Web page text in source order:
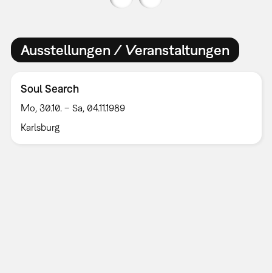
Ausstellungen / Veranstaltungen
Soul Search
Mo, 30.10. – Sa, 04.11.1989
Karlsburg